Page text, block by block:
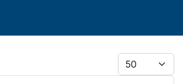
Cantidad